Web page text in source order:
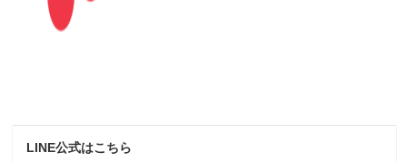
LINE公式はこちら